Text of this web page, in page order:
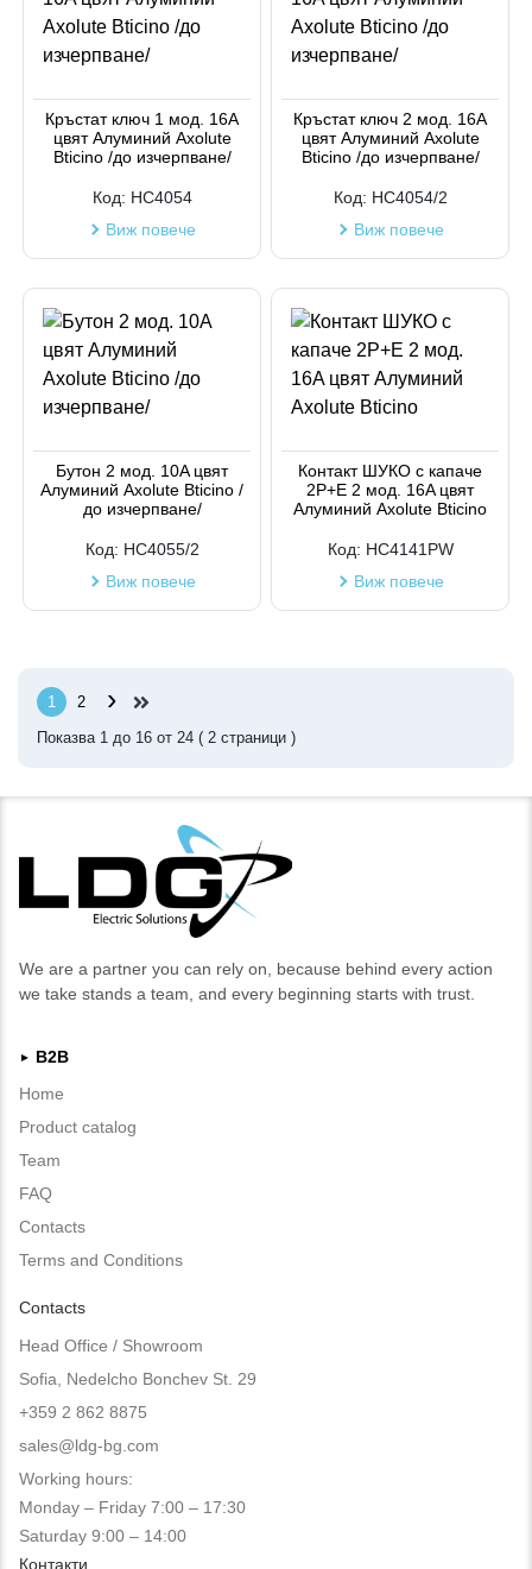
Кръстат ключ 1 мод. 16A
цвят Алуминий Axolute
Bticino /до изчерпване/
Код: HC4054
Виж повече
Кръстат ключ 2 мод. 16A
цвят Алуминий Axolute
Bticino /до изчерпване/
Код: HC4054/2
Виж повече
Бутон 2 мод. 10A цвят
Алуминий Axolute Bticino /
до изчерпване/
Код: HC4055/2
Виж повече
Контакт ШУКО с капаче
2P+E 2 мод. 16A цвят
Алуминий Axolute Bticino
Код: HC4141PW
Виж повече
1 2 ›
Показва 1 до 16 от 24 ( 2 страници )
We are a partner you can rely on, because behind every action
we take stands a team, and every beginning starts with trust.
►
B2B
Home
Product catalog
Team
FAQ
Contacts
Terms and Conditions
Contacts
Head Office / Showroom
Sofia, Nedelcho Bonchev St. 29
+359 2 862 8875
sales@ldg-bg.com
Working hours:
Monday – Friday 7:00 – 17:30
Saturday 9:00 – 14:00
Контакти